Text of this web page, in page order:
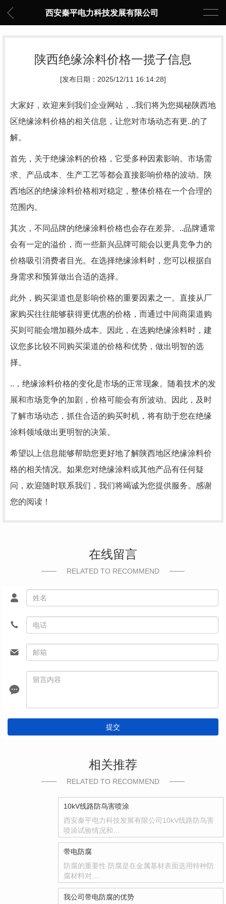
西安秦平电力科技发展有限公司
陕西绝缘涂料价格一揽子信息
[发布日期：2025/12/11 16:14:28]
大家好，欢迎来到我们企业网站，..我们将为您揭秘陕西地
区绝缘涂料价格的相关信息，让您对市场动态有更..的了
解。
首先，关于绝缘涂料的价格，它受多种因素影响。市场需
求、产品成本、生产工艺等都会直接影响价格的波动。陕
西地区的绝缘涂料价格相对稳定，整体价格在一个合理的
范围内。
其次，不同品牌的绝缘涂料价格也会存在差异。..品牌通常
会有一定的溢价，而一些新兴品牌可能会以更具竞争力的
价格吸引消费者目光。在选择绝缘涂料时，您可以根据自
身需求和预算做出合适的选择。
此外，购买渠道也是影响价格的重要因素之一。直接从厂
家购买往往能够获得更优惠的价格，而通过中间商渠道购
买则可能会增加额外成本。因此，在选购绝缘涂料时，建
议您多比较不同购买渠道的价格和优势，做出明智的选
择。
..，绝缘涂料价格的变化是市场的正常现象。随着技术的发
展和市场竞争的加剧，价格可能会有所波动。因此，及时
了解市场动态，抓住合适的购买时机，将有助于您在绝缘
涂料领域做出更明智的决策。
希望以上信息能够帮助您更好地了解陕西地区绝缘涂料价
格的相关情况。如果您对绝缘涂料或其他产品有任何疑
问，欢迎随时联系我们，我们将竭诚为您提供服务。感谢
您的阅读！
在线留言
RELATED TO RECOMMEND
提交
相关推荐
RELATED TO RECOMMEND
10kV线路防鸟害喷涂
西安秦平电力科技发展有限公司10kV线路防鸟害
喷涂试验情况和…
带电防腐
防腐的重要性 防腐是在金属基材表面选用特种防
腐材料对…
我公司带电防腐的优势